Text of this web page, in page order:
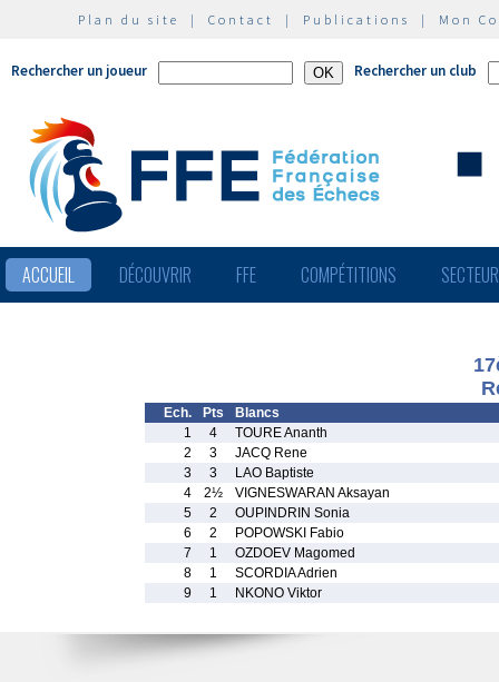
Plan du site | Contact | Publications | Mon
Rechercher un joueur Rechercher un club
ACCUEIL DÉCOUVRIR FFE COMPÉTITIONS
Ech. Pts
Blancs
1
4
TOURE Ananth
2
3
JACQ Rene
3
3
LAO Baptiste
4
2½
VIGNESWARAN Aksayan
5
2
OUPINDRIN Sonia
6
2
POPOWSKI Fabio
7
1
OZDOEV Magomed
8
1
SCORDIA Adrien
9
1 NKONO Viktor